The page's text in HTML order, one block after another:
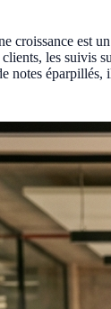
croissance est
les suivis
notes éparpillés,